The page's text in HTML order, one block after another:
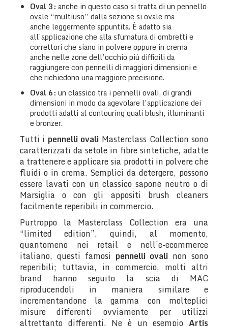
Oval 3: anche in questo caso si tratta di un pennello
ovale “multiuso” dalla sezione si ovale ma
anche leggermente appuntita. È adatto sia
all’applicazione che alla sfumatura di ombretti e
correttori che siano in polvere oppure in crema
anche nelle zone dell’occhio più difficili da
raggiungere con pennelli di maggiori dimensioni e
che richiedono una maggiore precisione.
Oval 6: un classico tra i pennelli ovali, di grandi
dimensioni in modo da agevolare l’applicazione dei
prodotti adatti al contouring quali blush, illuminanti
e bronzer.
Tutti i pennelli ovali Masterclass Collection sono
caratterizzati da setole in fibre sintetiche, adatte
a trattenere e applicare sia prodotti in polvere che
fluidi o in crema. Semplici da detergere, possono
essere lavati con un classico sapone neutro o di
Marsiglia o con gli appositi brush cleaners
facilmente reperibili in commercio.
Purtroppo la Masterclass Collection era una
“limited edition”, quindi, al momento,
quantomeno nei retail e nell’e-ecommerce
italiano, questi famosi pennelli ovali non sono
reperibili; tuttavia, in commercio, molti altri
brand hanno seguito la scia di MAC
riproducendoli in maniera similare e
incrementandone la gamma con molteplici
misure differenti ovviamente per utilizzi
altrettanto differenti. Ne è un esempioArtis